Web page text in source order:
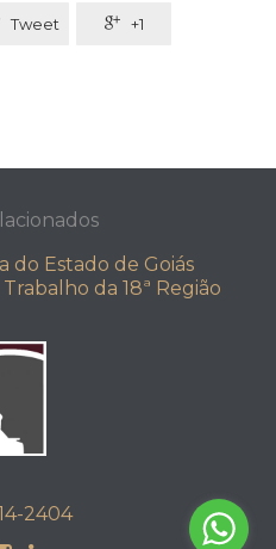
Tweet  +1
do Estado de Goiás
da 18ª Região
2404